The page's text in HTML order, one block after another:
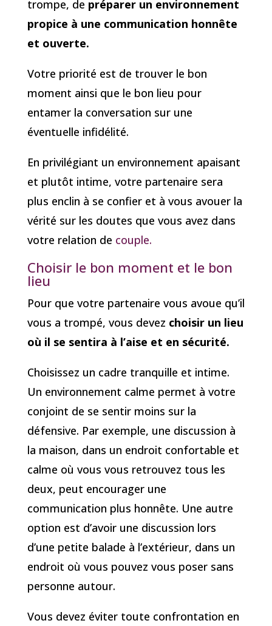
trompe, de préparer un environnement
propice à une communication honnête
et ouverte.
Votre priorité est de trouver le bon
moment ainsi que le bon lieu pour
entamer la conversation sur une
éventuelle infidélité.
En privilégiant un environnement apaisant
et plutôt intime, votre partenaire sera
plus enclin à se confier et à vous avouer la
vérité sur les doutes que vous avez dans
votre relation de couple.
Choisir le bon moment et le bon
lieu
Pour que votre partenaire vous avoue qu’il
vous a trompé, vous devez choisir un lieu
où il se sentira à l’aise et en sécurité.
Choisissez un cadre tranquille et intime.
Un environnement calme permet à votre
conjoint de se sentir moins sur la
défensive. Par exemple, une discussion à
la maison, dans un endroit confortable et
calme où vous vous retrouvez tous les
deux, peut encourager une
communication plus honnête. Une autre
option est d’avoir une discussion lors
d’une petite balade à l’extérieur, dans un
endroit où vous pouvez vous poser sans
personne autour.
Vous devez éviter toute confrontation en